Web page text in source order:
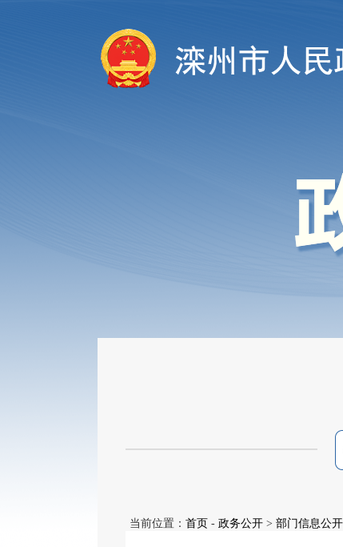
当前位置： 首页 - 政务公开 > 部门信息公开